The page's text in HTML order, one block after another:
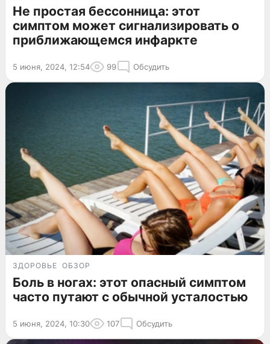
Не простая бессонница: этот
симптом может сигнализировать о
приближающемся инфаркте
5 июня, 2024, 12:54 99 Обсудить
ЗДОРОВЬЕ ОБЗОР
Боль в ногах: этот опасный симптом
часто путают с обычной усталостью
5 июня, 2024, 10:30 107 Обсудить